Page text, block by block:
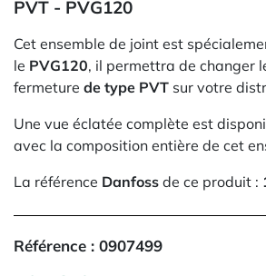
PVT - PVG120
Cet ensemble de joint est
le PVG120, il permettra de changer
fermeture de type PVT sur votre
Une vue éclatée complète est
avec la composition entière de cet
La référence Danfoss de ce produit :
Référence : 0907499